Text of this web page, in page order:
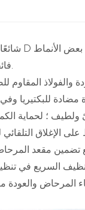
فائقة النحافة وغير اللامعة والمطولة والسميكة ، تتوفر قطعتان وساندويتش وملفوفة.
للبكتيريا
؛ لحماية
الإغلاق
السريع في
المرحاض